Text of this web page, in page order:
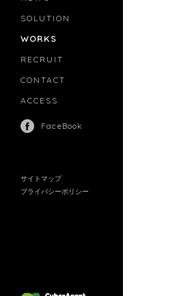
SOLUTION
WORKS
RECRUIT
CONTACT
ACCESS
FaceBook
サイトマップ
プライバシーポリシー
MOVIE MARKETING
INFLUENCERS MARKETING